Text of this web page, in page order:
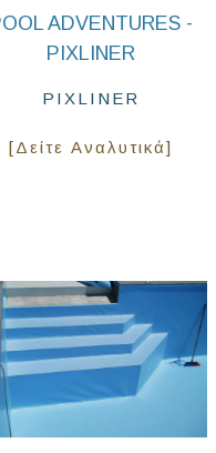
ADVENTURES -
PIXLINER
PIXLINER
[Δείτε Αναλυτικά]